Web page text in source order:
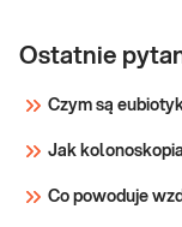
Ostatnie
Czym są
Jak
Co powoduje